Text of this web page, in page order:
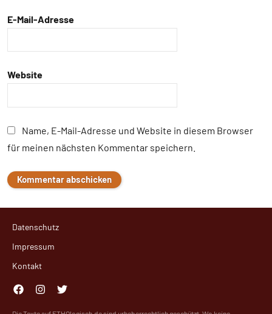
E-Mail-Adresse
Website
Name, E-Mail-Adresse und Website in diesem Browser
für meinen nächsten Kommentar speichern.
Datenschutz
Impressum
Kontakt
FacebookInstagramTwitter